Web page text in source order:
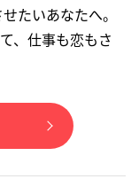
たいあなたへ。
、仕事も恋もさ